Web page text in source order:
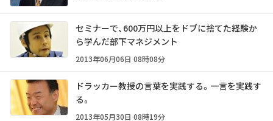
セミナーで、600万円以上をドブに捨てた経験か
ら学んだ部下マネジメント
2013年06月06日 08時08分
ドラッカー教授の言葉を実践する。一言を実践す
る。
2013年05月30日 08時19分